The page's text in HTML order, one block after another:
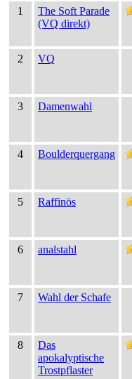
1
The Soft Parade
(VQ direkt)
2
VQ
3
Damenwahl
4
Boulderquergang
5
Raffinös
6
analstahl
7
Wahl der Schafe
8
Das
apokalyptische
Trostpflaster